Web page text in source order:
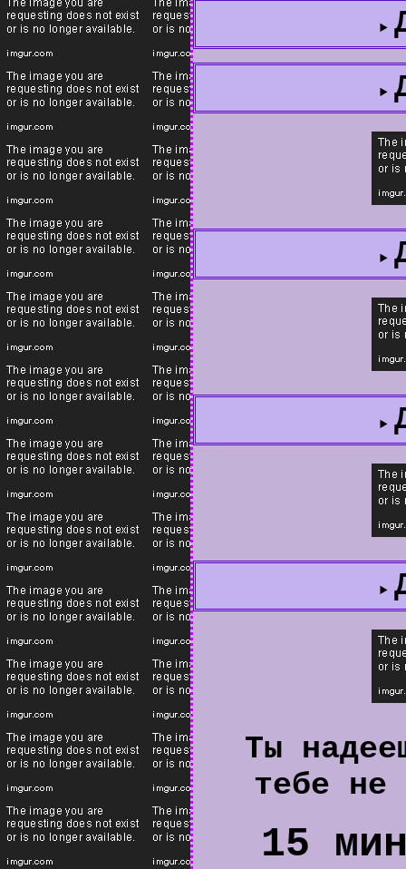
Ты
тебе не
15